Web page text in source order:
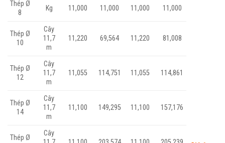
Thép Ø
8
Kg 11,000 11,000 11,000 11,000
Thép Ø
10
Cây
11,7
m
11,220 69,564 11,220 81,008
Thép Ø
12
Cây
11,7
m
11,055 114,751 11,055 114,861
Thép Ø
14
Cây
11,7
m
11,100 149,295 11,100 157,176
Thép Ø
Cây